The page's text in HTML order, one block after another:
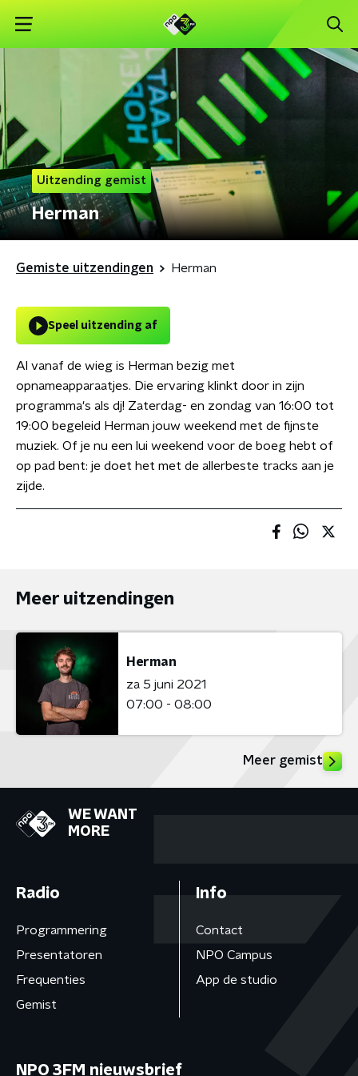
Uitzending gemist
Herman
Gemiste uitzendingen Herman
Speel uitzending af
Al vanaf de wieg is Herman bezig met
opnameapparaatjes. Die ervaring klinkt door in zijn
programma's als dj! Zaterdag- en zondag van 16:00 tot
19:00 begeleid Herman jouw weekend met de fijnste
muziek. Of je nu een lui weekend voor de boeg hebt of
op pad bent: je doet het met de allerbeste tracks aan je
zijde.
Meer uitzendingen
Herman
za 5 juni 2021
07:00 - 08:00
Meer gemist
WE WANT
MORE
Radio
Programmering
Presentatoren
Frequenties
Gemist
Info
Contact
NPO Campus
App de studio
NPO 3FM nieuwsbrief